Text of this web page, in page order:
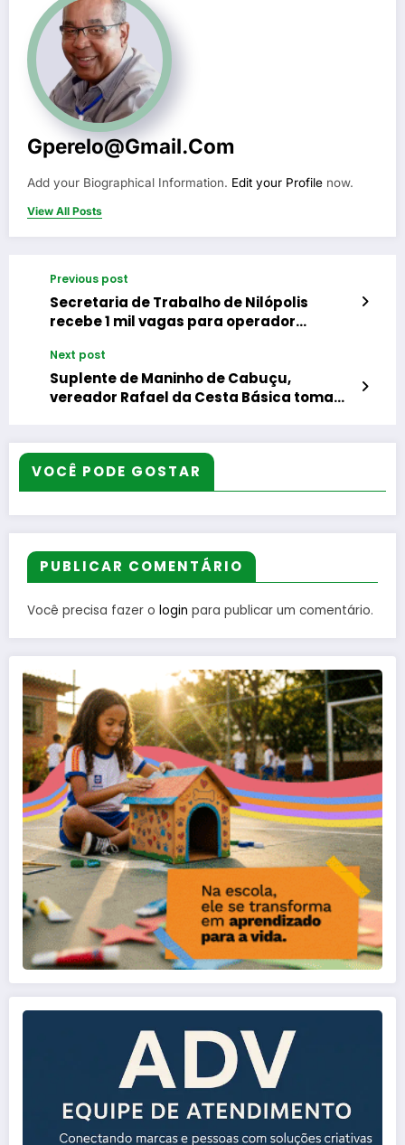
Gperelo@gmail.com
Add your Biographical Information. Edit your Profile now.
View All Posts
Previous post
Secretaria de Trabalho de Nilópolis
recebe 1 mil vagas para operador
Next post
Suplente de Maninho de Cabuçu,
vereador Rafael da Cesta Básica toma
VOCÊ PODE GOSTAR
PUBLICAR COMENTÁRIO
Você precisa fazer o login para publicar um comentário.